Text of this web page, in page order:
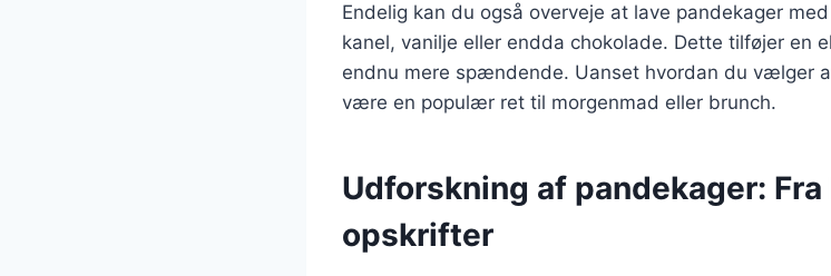
Endelig kan du også overveje at lave pandekager
kanel, vanilje eller endda chokolade. Dette tilføjer en
endnu mere spændende. Uanset hvordan du vælger
være en populær ret til morgenmad eller brunch.
Udforskning af pandekager:
opskrifter